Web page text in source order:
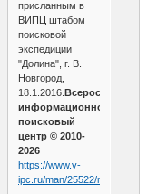
присланным в
ВИПЦ штабом
поисковой
экспедиции
"Долина", г. В.
Новгород,
18.1.2016. Всероссийский
информационно-
поисковый
центр © 2010-
2026
https://www.v-
ipc.ru/man/25522/main